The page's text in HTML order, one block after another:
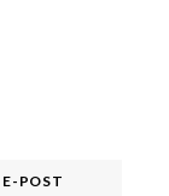
POST